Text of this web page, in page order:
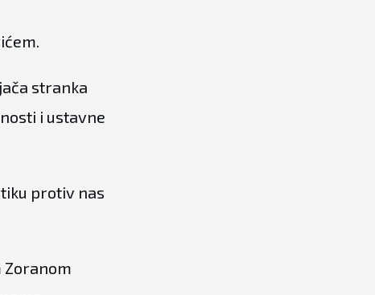
stranka
i ustavne
protiv nas
Zoranom